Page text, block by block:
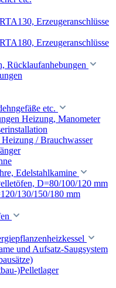
Erzeugeranschlüsse
Erzeugeranschlüsse
Rücklaufanhebungen
etc.
Heizung, Manometer
/ Brauchwasser
Edelstahlkamine
D=80/100/120 mm
130/150/180 mm
und Aufsatz-Saugsystem
)Pelletlager